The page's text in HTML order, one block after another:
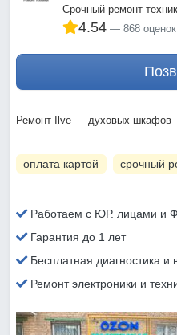
Срочный ремонт
4.54 868 оценок
Ремонт Ilve — духовых шкафов
оплата картой срочный
Работаем с ЮР. лицами и
Гарантия до 1 лет
Бесплатная диагностика и
Ремонт электроники и